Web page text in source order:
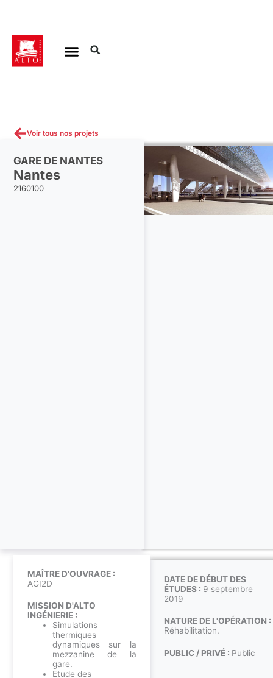
Voir tous nos projets
GARE DE NANTES
Nantes
2160100
DATE DE DÉBUT DES
ÉTUDES : 9 septembre
2019
NATURE DE L'OPÉRATION :
Réhabilitation.
PUBLIC / PRIVÉ : Public
MAÎTRE D’OUVRAGE :
AGI2D
MISSION D'ALTO
INGÉNIERIE :
Simulations
thermiques
dynamiques sur la
mezzanine de la
gare.
Etude des